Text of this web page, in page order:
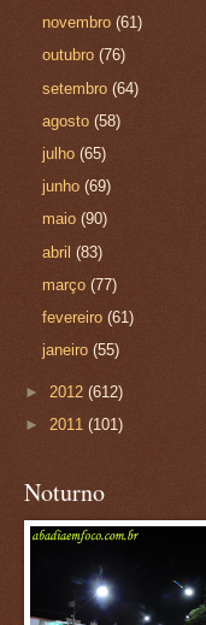
novembro(61)
outubro(76)
setembro(64)
agosto(58)
julho(65)
junho(69)
maio(90)
abril(83)
março(77)
fevereiro(61)
janeiro(55)
► 2012 (612)
► 2011 (101)
Noturno